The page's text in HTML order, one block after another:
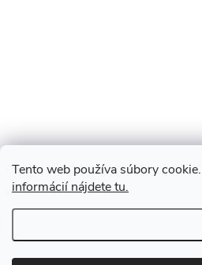
Tento web používa súbory
informácií nájdete tu.